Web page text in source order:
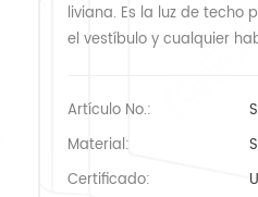
liviana. Es la luz de techo
el vestíbulo y cualquier
Artículo No.:
Material:
Certificado: